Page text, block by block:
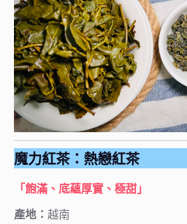
魔力紅茶：熱戀紅茶
「飽滿、底蘊厚實、極甜」
產地： 越南